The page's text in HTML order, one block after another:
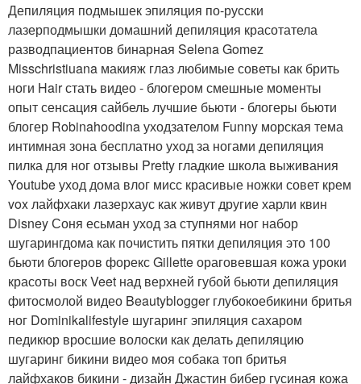
Депиляция подмышек эпиляция по-русски
лазерподмышки домашний депиляция красотатела
разводпациентов бинарная Selena Gomez
Misschristiuana макияж глаз любимые советы как брить
ноги Hair стать видео - блогером смешные моменты
опыт сенсация сайбель лучшие бьюти - блогеры бьюти
блогер Robinahoodina уходзателом Funny морская тема
интимная зона бесплатно уход за ногами депиляция
пилка для ног отзывы Pretty гладкие школа выживания
Youtube уход дома влог мисс красивые ножки совет крем
vox лайфхаки лазерхаус как живут другие харли квин
Disney Соня есьман уход за ступнями ног набор
шугарингдома как почистить пятки депиляция это 100
бьюти блогеров форекс Gillette ораговевшая кожа уроки
красоты воск Veet над верхней губой бьюти депиляция
фитосмолой видео Beautyblogger глубокоебикини бритья
ног Dominikalifestyle шугаринг эпиляция сахаром
педикюр вросшие волоски как делать депиляцию
шугаринг бикини видео моя собака топ бритья
лайфхаков бикини - дизайн Джастин бибер гусиная кожа